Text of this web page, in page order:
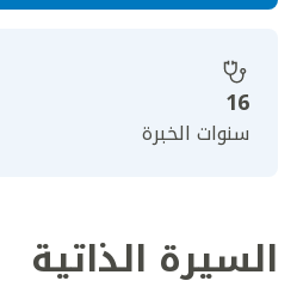
16
سنوات الخبرة
السيرة الذاتية